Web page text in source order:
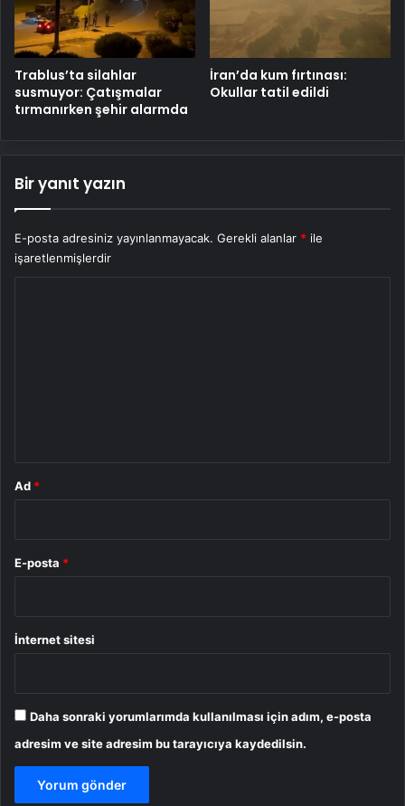
Trablus’ta silahlar
susmuyor: Çatışmalar
tırmanırken şehir alarmda
İran’da kum fırtınası:
Okullar tatil edildi
Bir yanıt yazın
E-posta adresiniz yayınlanmayacak. Gerekli alanlar * ile
işaretlenmişlerdir
Ad *
E-posta *
İnternet sitesi
Daha sonraki yorumlarımda kullanılması için adım, e-posta
adresim ve site adresim bu tarayıcıya kaydedilsin.